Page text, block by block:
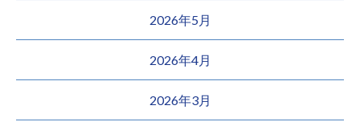
2026年5月
2026年4月
2026年3月